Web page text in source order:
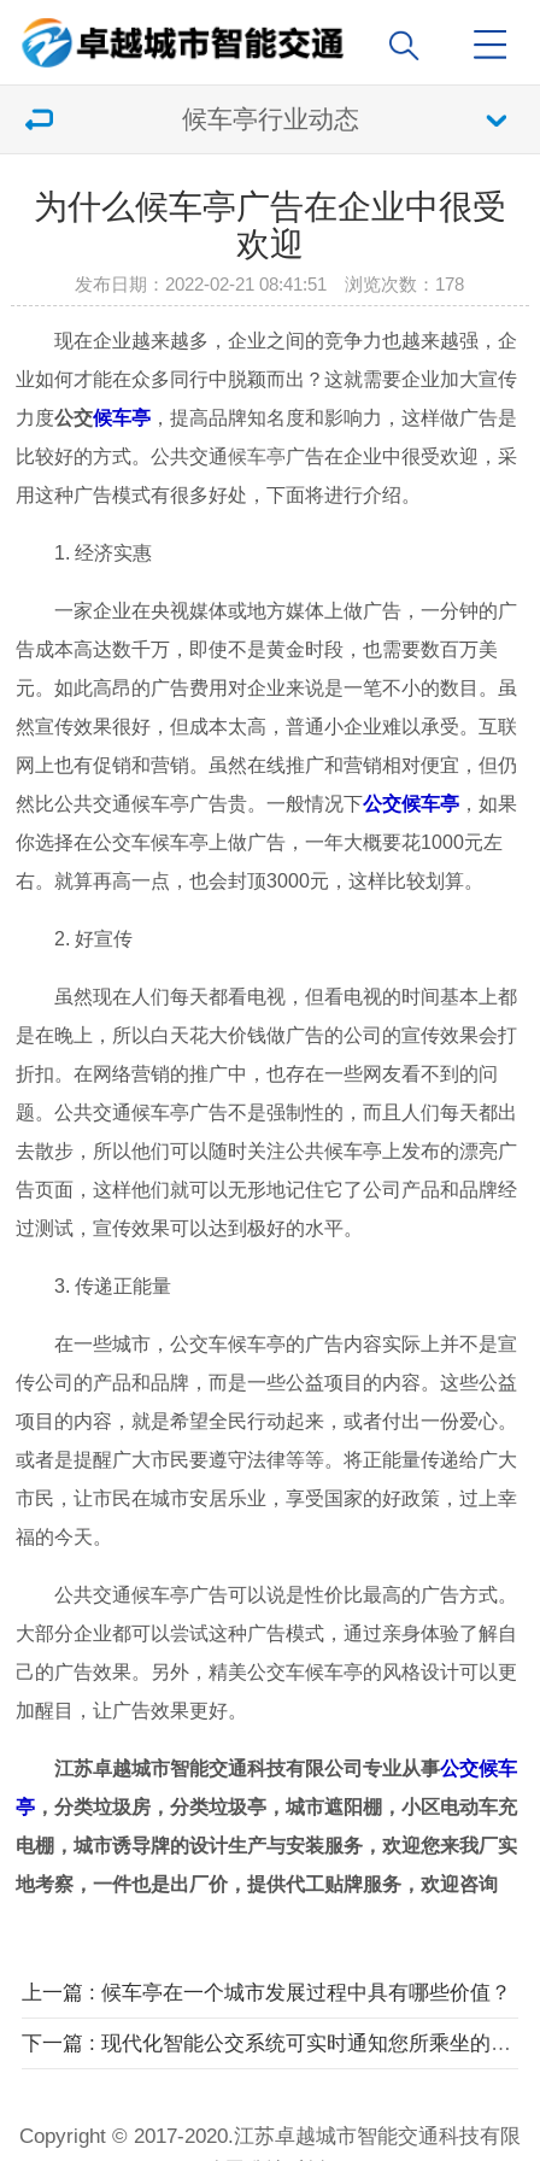
候车亭行业动态
为什么候车亭广告在企业中很受
欢迎
发布日期：2022-02-21 08:41:51 浏览次数： 178
现在企业越来越多，企业之间的竞争力也越来越强，企
业如何才能在众多同行中脱颖而出？这就需要企业加大宣传
力度公交候车亭 ，提高品牌知名度和影响力，这样做广告是
比较好的方式。公共交通候车亭广告在企业中很受欢迎，采
用这种广告模式有很多好处，下面将进行介绍。
1. 经济实惠
一家企业在央视媒体或地方媒体上做广告，一分钟的广
告成本高达数千万，即使不是黄金时段，也需要数百万美
元。如此高昂的广告费用对企业来说是一笔不小的数目。虽
然宣传效果很好，但成本太高，普通小企业难以承受。互联
网上也有促销和营销。虽然在线推广和营销相对便宜，但仍
然比公共交通候车亭广告贵。一般情况下公交候车亭 ，如果
你选择在公交车候车亭上做广告，一年大概要花1000元左
右。就算再高一点，也会封顶3000元，这样比较划算。
2. 好宣传
虽然现在人们每天都看电视，但看电视的时间基本上都
是在晚上，所以白天花大价钱做广告的公司的宣传效果会打
折扣。在网络营销的推广中，也存在一些网友看不到的问
题。公共交通候车亭广告不是强制性的，而且人们每天都出
去散步，所以他们可以随时关注公共候车亭上发布的漂亮广
告页面，这样他们就可以无形地记住它了公司产品和品牌经
过测试，宣传效果可以达到极好的水平。
3. 传递正能量
在一些城市，公交车候车亭的广告内容实际上并不是宣
传公司的产品和品牌，而是一些公益项目的内容。这些公益
项目的内容，就是希望全民行动起来，或者付出一份爱心。
或者是提醒广大市民要遵守法律等等。将正能量传递给广大
市民，让市民在城市安居乐业，享受国家的好政策，过上幸
福的今天。
公共交通候车亭广告可以说是性价比最高的广告方式。
大部分企业都可以尝试这种广告模式，通过亲身体验了解自
己的广告效果。另外，精美公交车候车亭的风格设计可以更
加醒目，让广告效果更好。
江苏卓越城市智能交通科技有限公司专业从事公交候车
亭 ，分类垃圾房，分类垃圾亭，城市遮阳棚，小区电动车充
电棚，城市诱导牌的设计生产与安装服务，欢迎您来我厂实
地考察，一件也是出厂价，提供代工贴牌服务，欢迎咨询
上一篇 : 候车亭在一个城市发展过程中具有哪些价值？
下一篇 : 现代化智能公交系统可实时通知您所乘坐的公交车到哪里了,太方便了
Copyright © 2017-2020.江苏卓越城市智能交通科技有限